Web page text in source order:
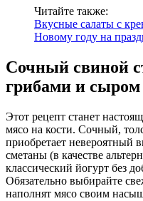
Читайте также:
Вкусные салаты с
Новому году на
Сочный свиной
грибами и сыром
Этот рецепт станет
мясо на кости. Сочный,
приобретает невероятный
сметаны (в качестве
классический йогурт без
Обязательно выбирайте
наполнят мясо своим